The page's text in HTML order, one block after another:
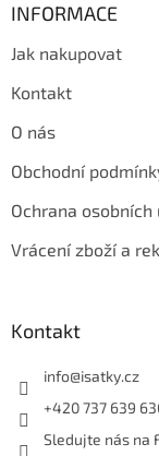
INFORMACE
Jak nakupovat
Kontakt
O nás
Obchodní
Ochrana osobních
Vrácení zboží a
Kontakt
info@isatky.cz
+420 737 639
Sledujte nás na